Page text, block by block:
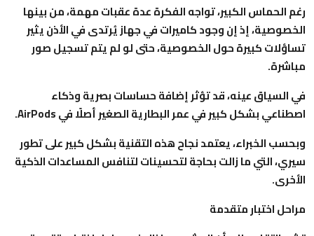
رغم الحماس الكبير، تواجه الفكرة عدة عقبات مهمة، من بينها
الخصوصية، إذ إن وجود كاميرات في جهاز يُرتدى في الأذن يثير
تساؤلات كبيرة حول الخصوصية، حتى لو لم يتم تسجيل صور
مباشرة.
في السياق عينه، قد تؤثر إضافة حساسات بصرية وذكاء
اصطناعي بشكل كبير في عمر البطارية الصغير أصلًا في AirPods.
وبحسب الخبراء، يعتمد نجاح هذه التقنية بشكل كبير على تطور
سيري، التي ما زالت بحاجة لتحسينات لتنافس المساعدات الذكية
الأخرى.
مراحل اختبار متقدمة